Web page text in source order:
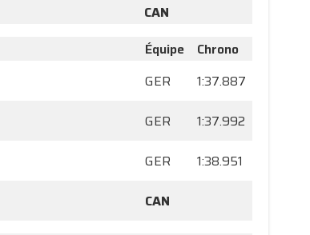
CAN
Équipe
Chrono
GER
1:37.887
GER
1:37.992
GER
1:38.951
CAN